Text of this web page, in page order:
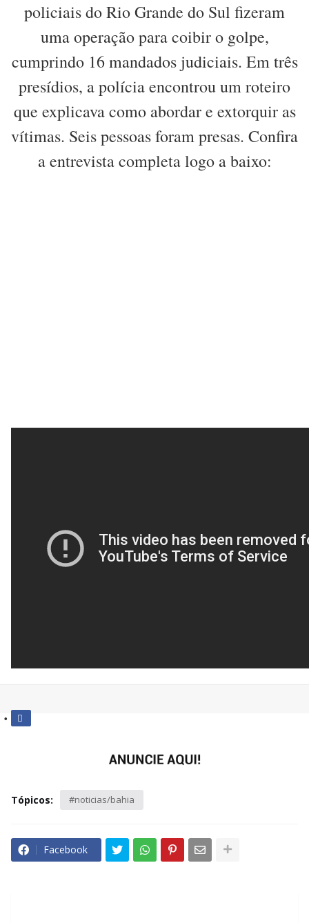
policiais do Rio Grande do Sul fizeram
uma operação para coibir o golpe,
cumprindo 16 mandados judiciais. Em três
presídios, a polícia encontrou um roteiro
que explicava como abordar e extorquir as
vítimas. Seis pessoas foram presas. Confira
a entrevista completa logo a baixo:
Tópicos: #noticias/bahia
Facebook